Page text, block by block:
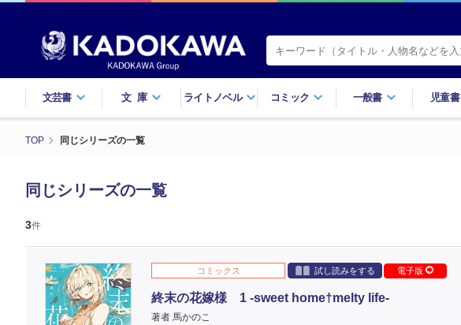
文芸書 文庫 ライトノベル コミック 一般書 児童書
TOP 同じシリーズの一覧
同じシリーズの一覧
3件
コミックス 試し読みをする 電子版
終末の花嫁様 1 -sweet home†melty life-
著者 馬かのこ